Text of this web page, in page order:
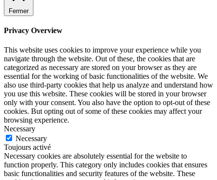
Fermer
Privacy Overview
This website uses cookies to improve your experience while you
navigate through the website. Out of these, the cookies that are
categorized as necessary are stored on your browser as they are
essential for the working of basic functionalities of the website. We
also use third-party cookies that help us analyze and understand how
you use this website. These cookies will be stored in your browser
only with your consent. You also have the option to opt-out of these
cookies. But opting out of some of these cookies may affect your
browsing experience.
Necessary
Necessary
Toujours activé
Necessary cookies are absolutely essential for the website to
function properly. This category only includes cookies that ensures
basic functionalities and security features of the website. These